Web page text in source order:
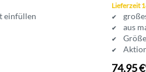
einfüllen
Lieferzeit
aus
74,95